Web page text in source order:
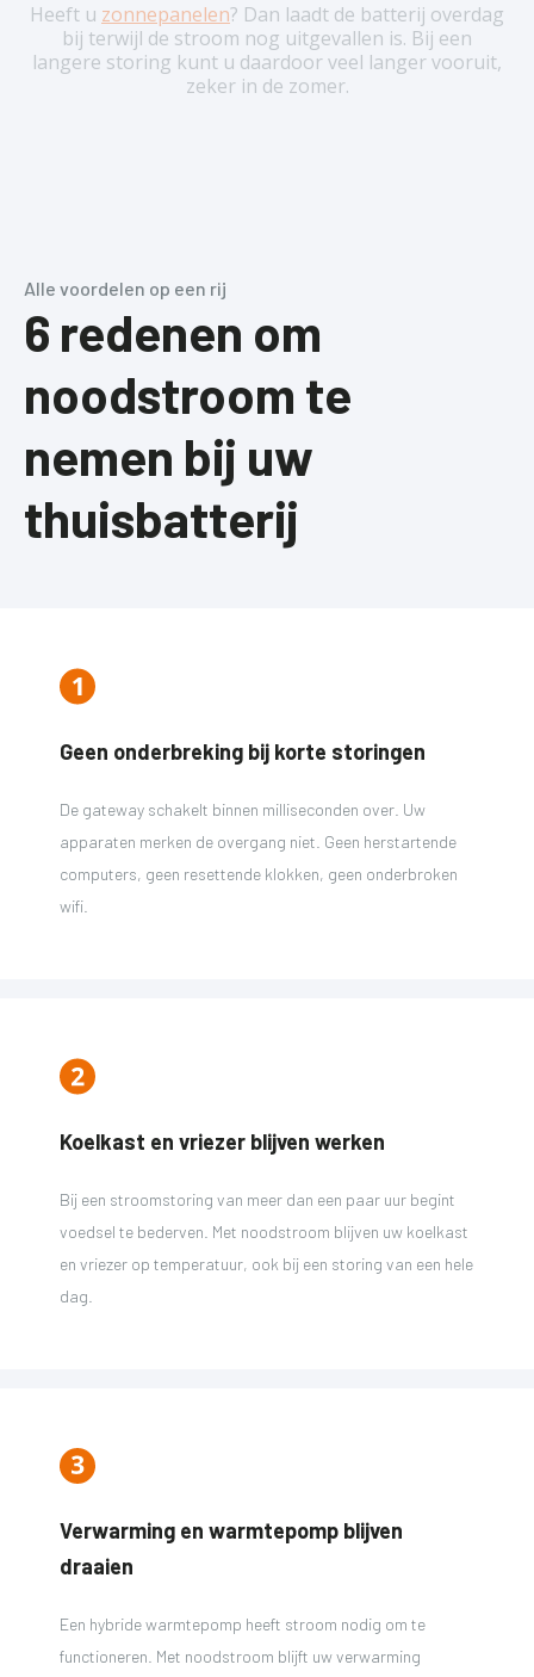
Heeft u zonnepanelen? Dan laadt de batterij overdag
bij terwijl de stroom nog uitgevallen is. Bij een
langere storing kunt u daardoor veel langer vooruit,
zeker in de zomer.
Alle voordelen op een rij
6 redenen om
noodstroom te
nemen bij uw
thuisbatterij
Geen onderbreking bij korte storingen
De gateway schakelt binnen milliseconden over. Uw
apparaten merken de overgang niet. Geen herstartende
computers, geen resettende klokken, geen onderbroken
wifi.
Koelkast en vriezer blijven werken
Bij een stroomstoring van meer dan een paar uur begint
voedsel te bederven. Met noodstroom blijven uw koelkast
en vriezer op temperatuur, ook bij een storing van een hele
dag.
Verwarming en warmtepomp blijven
draaien
Een hybride warmtepomp heeft stroom nodig om te
functioneren. Met noodstroom blijft uw verwarming